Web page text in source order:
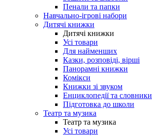
Пенали та папки
Навчально-ігрові набори
Дитячі книжки
Дитячі книжки
Усі товари
Для найменших
Казки, розповіді, вірші
Панорамні книжки
Комікси
Книжки зі звуком
Енциклопедії та словники
Підготовка до школи
Театр та музика
Театр та музика
Усі товари